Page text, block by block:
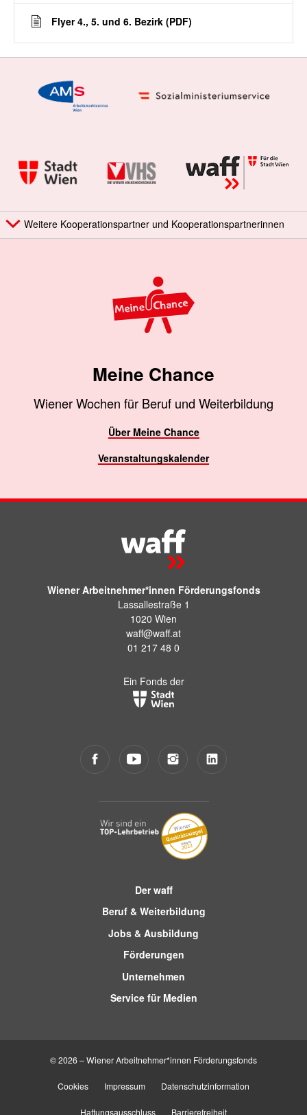
Flyer 4., 5. und 6. Bezirk (PDF)
Weitere Kooperationspartner und Kooperationspartnerinnen
Meine Chance
Wiener Wochen für Beruf und Weiterbildung
Über Meine Chance
Veranstaltungskalender
Wiener Arbeitnehmer*innen Förderungsfonds
Lassallestraße 1
1020 Wien
waff@waff.at
01 217 48 0
Ein Fonds der
Der waff
Beruf & Weiterbildung
Jobs & Ausbildung
Förderungen
Unternehmen
Service für Medien
© 2026 – Wiener Arbeitnehmer*innen Förderungsfonds
Cookies Impressum Datenschutzinformation
Haftungsausschluss Barrierefreiheit